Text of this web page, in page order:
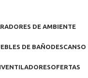
DE AMBIENTE
DE BAÑODESCANSO
VENTILADORESOFERTAS